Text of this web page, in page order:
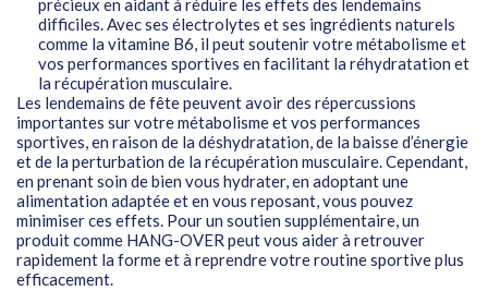
précieux en aidant à réduire les effets des lendemains
difficiles. Avec ses électrolytes et ses ingrédients naturels
comme la vitamine B6, il peut soutenir votre métabolisme et
vos performances sportives en facilitant la réhydratation et
la récupération musculaire.
Les lendemains de fête peuvent avoir des répercussions
importantes sur votre métabolisme et vos performances
sportives, en raison de la déshydratation, de la baisse d’énergie
et de la perturbation de la récupération musculaire. Cependant,
en prenant soin de bien vous hydrater, en adoptant une
alimentation adaptée et en vous reposant, vous pouvez
minimiser ces effets. Pour un soutien supplémentaire, un
produit comme HANG-OVER peut vous aider à retrouver
rapidement la forme et à reprendre votre routine sportive plus
efficacement.